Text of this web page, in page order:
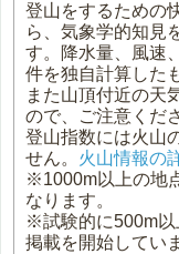
登山をするための
ら、気象学的知見
す。降水量、風速
件を独自計算した
また山頂付近の天
ので、ご注意くだ
登山指数には火山
せん。 火山情報の
※1000m以上の地
なります。
※試験的に500m以
掲載を開始してい